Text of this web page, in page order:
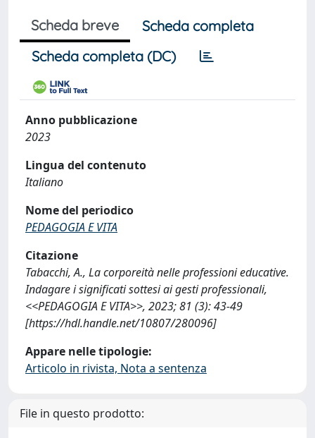
Scheda breve
Scheda completa
Scheda completa (DC)
Anno pubblicazione
2023
Lingua del contenuto
Italiano
Nome del periodico
PEDAGOGIA E VITA
Citazione
Tabacchi, A., La corporeità nelle professioni educative.
Indagare i significati sottesi ai gesti professionali,
<<PEDAGOGIA E VITA>>, 2023; 81 (3): 43-49
[https://hdl.handle.net/10807/280096]
Appare nelle tipologie:
Articolo in rivista, Nota a sentenza
File in questo prodotto: